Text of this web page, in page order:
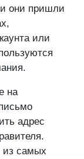
они пришли
или
на
адрес
из самых